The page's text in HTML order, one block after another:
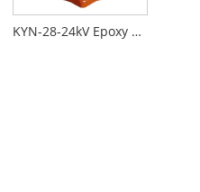
KYN-28-24kV Epoxy Resin Kontakt Monteringsboks